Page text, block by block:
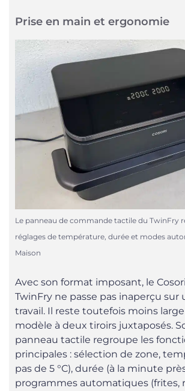
Prise en main et ergonomie
Le panneau de commande tactile du TwinFry
réglages de température, durée et modes
Maison
Avec son format imposant, le
TwinFry ne passe pas inaperçu sur
travail. Il reste toutefois moins large
modèle à deux tiroirs juxtaposés.
panneau tactile regroupe les
principales : sélection de zone,
pas de 5 °C), durée (à la minute
programmes automatiques (frites,